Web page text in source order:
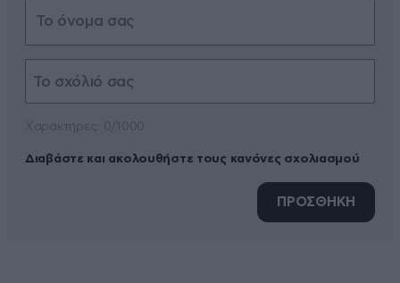
Διαβάστε και ακολουθήστε τους κανόνες σχολιασμού
ΠΡΟΣΘΗΚΗ